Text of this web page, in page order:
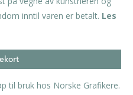
inntil varen er betalt. Les
til bruk hos Norske Grafikere.